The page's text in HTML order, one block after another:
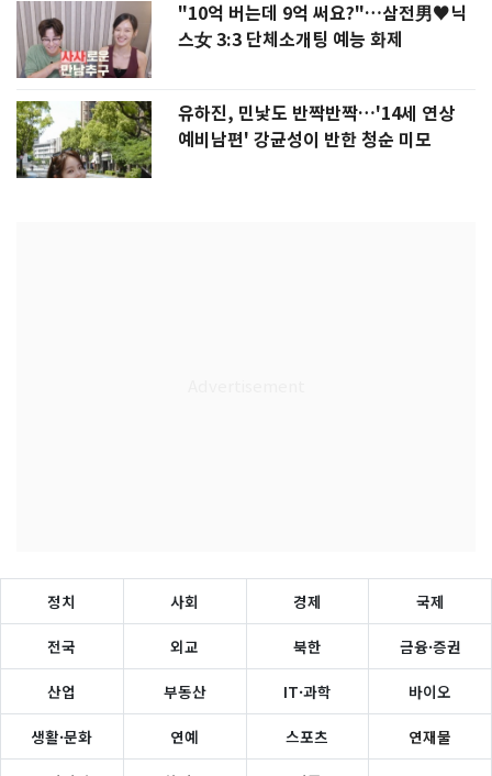
"10억 버는데 9억 써요?"…삼전男♥닉
스女 3:3 단체소개팅 예능 화제
유하진, 민낯도 반짝반짝…'14세 연상
예비남편' 강균성이 반한 청순 미모
정치 사회 경제 국제
전국 외교 북한 금융·증권
산업 부동산 IT·과학 바이오
생활·문화 연예 스포츠 연재물